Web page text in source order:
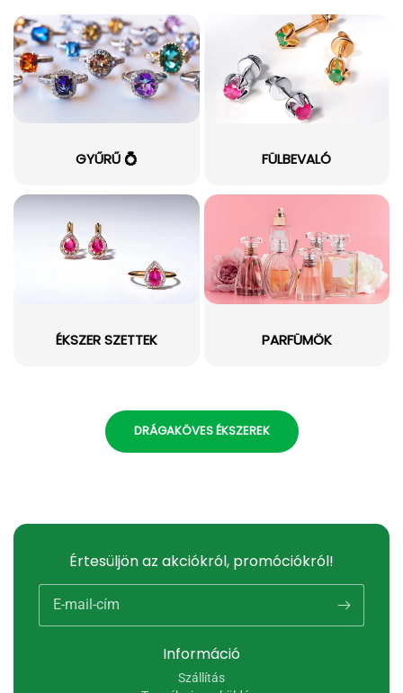
GYŰRŰ 💍 FÜLBEVALÓ
ÉKSZER SZETTEK PARFÜMÖK
DRÁGAKÖVES ÉKSZEREK
Információ
Szállítás
Értesüljön az akciókról, promóciókról!
E-mail-cím